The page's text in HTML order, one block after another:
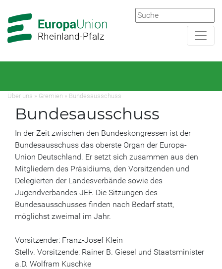
Hauptnavigation
Hauptbereich
Rheinland-Pfalz
Über uns » Gremien » Bundesausschuss
Bundesausschuss
In der Zeit zwischen den Bundeskongressen ist der
Bundesausschuss das oberste Organ der Europa-
Union Deutschland. Er setzt sich zusammen aus den
Mitgliedern des Präsidiums, den Vorsitzenden und
Delegierten der Landesverbände sowie des
Jugendverbandes JEF. Die Sitzungen des
Bundesausschusses finden nach Bedarf statt,
möglichst zweimal im Jahr.
Vorsitzender: Franz-Josef Klein
Stellv. Vorsitzende: Rainer B. Giesel und Staatsminister
a.D. Wolfram Kuschke